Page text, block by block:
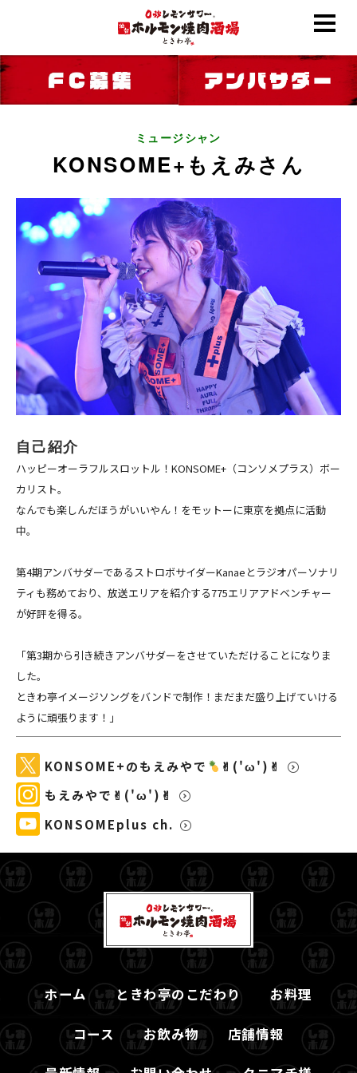
ミュージシャン
KONSOME+もえみさん
自己紹介
ハッピーオーラフルスロットル！KONSOME+（コンソメプラス）ボー
カリスト。
なんでも楽しんだほうがいいやん！をモットーに東京を拠点に活動
中。
第4期アンバサダーであるストロボサイダーKanaeとラジオパーソナリ
ティも務めており、放送エリアを紹介する775エリアアドベンチャー
が好評を得る。
「第3期から引き続きアンバサダーをさせていただけることになりま
した。
ときわ亭イメージソングをバンドで制作！まだまだ盛り上げていける
ように頑張ります！」
KONSOME+のもえみやで
✌︎('ω')✌︎
もえみやで✌︎('ω')✌︎
KONSOMEplus ch.
ホーム ときわ亭のこだわり お料理
コース お飲み物 店舗情報